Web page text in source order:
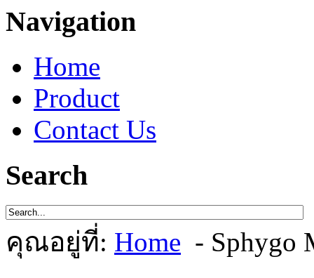
Navigation
Home
Product
Contact Us
Search
คุณอยู่ที่: Home - Sphygo